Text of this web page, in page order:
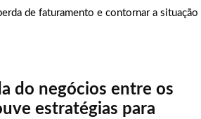
de faturamento e contornar a situação
do negócios entre os
estratégias para